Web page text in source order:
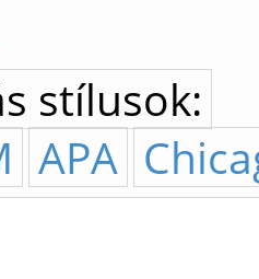
stílusok:
APA